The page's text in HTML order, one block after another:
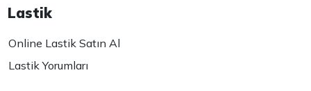
Lastik
Online Lastik Satın Al
Lastik Yorumları